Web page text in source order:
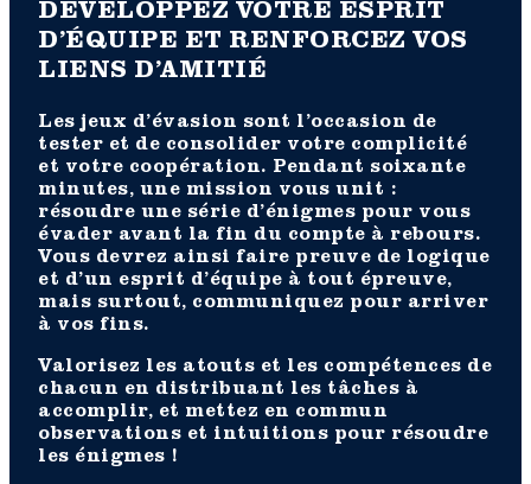
DÉVELOPPEZ VOTRE ESPRIT
D’ÉQUIPE ET RENFORCEZ VOS
LIENS D’AMITIÉ
Les jeux d’évasion sont l’occasion de
tester et de consolider votre complicité
et votre coopération. Pendant soixante
minutes, une mission vous unit :
résoudre une série d’énigmes pour vous
évader avant la fin du compte à rebours.
Vous devrez ainsi faire preuve de logique
et d’un esprit d’équipe à tout épreuve,
mais surtout, communiquez pour arriver
à vos fins.
Valorisez les atouts et les compétences de
chacun en distribuant les tâches à
accomplir, et mettez en commun
observations et intuitions pour résoudre
les énigmes !